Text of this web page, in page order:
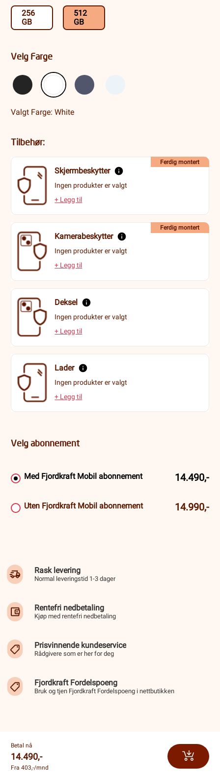
256
GB
512
GB
Velg Farge
Valgt Farge: White
Tilbehør:
Skjermbeskytter
Ingen produkter er valgt
Ferdig montert
+ Legg til
Kamerabeskytter
Ingen produkter er valgt
Ferdig montert
+ Legg til
Deksel
Ingen produkter er valgt
+ Legg til
Lader
Ingen produkter er valgt
+ Legg til
Velg abonnement
Med Fjordkraft Mobil abonnement 14.490,-
Uten Fjordkraft Mobil abonnement 14.990,-
Rask levering
Normal leveringstid 1-3 dager
Rentefri nedbetaling
Kjøp med rentefri nedbetaling
Prisvinnende kundeservice
Rådgivere som er her for deg
Fjordkraft Fordelspoeng
Bruk og tjen Fjordkraft Fordelspoeng i nettbutikken
Betal nå
14.490,-
Fra 403,-/mnd